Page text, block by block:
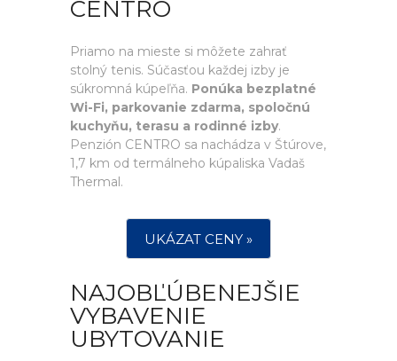
CENTRO
Priamo na mieste si môžete zahrať
stolný tenis. Súčasťou každej izby je
súkromná kúpeľňa. Ponúka bezplatné
Wi-Fi, parkovanie zdarma, spoločnú
kuchyňu, terasu a rodinné izby.
Penzión CENTRO sa nachádza v Štúrove,
1,7 km od termálneho kúpaliska Vadaš
Thermal.
UKÁZAT CENY »
NAJOBĽÚBENEJŠIE
VYBAVENIE
UBYTOVANIE